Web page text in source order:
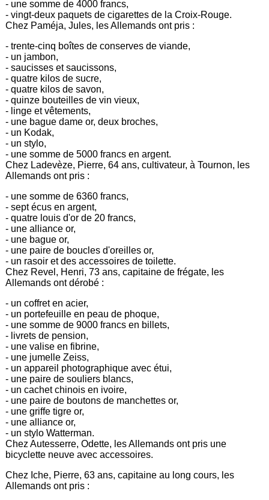
- une somme de 4000 francs,
- vingt-deux paquets de cigarettes de la Croix-Rouge.
Chez Paméja, Jules, les Allemands ont pris :
- trente-cinq boîtes de conserves de viande,
- un jambon,
- saucisses et saucissons,
- quatre kilos de sucre,
- quatre kilos de savon,
- quinze bouteilles de vin vieux,
- linge et vêtements,
- une bague dame or, deux broches,
- un Kodak,
- un stylo,
- une somme de 5000 francs en argent.
Chez Ladevèze, Pierre, 64 ans, cultivateur, à Tournon, les
Allemands ont pris :
- une somme de 6360 francs,
- sept écus en argent,
- quatre louis d'or de 20 francs,
- une alliance or,
- une bague or,
- une paire de boucles d'oreilles or,
- un rasoir et des accessoires de toilette.
Chez Revel, Henri, 73 ans, capitaine de frégate, les
Allemands ont dérobé :
- un coffret en acier,
- un portefeuille en peau de phoque,
- une somme de 9000 francs en billets,
- livrets de pension,
- une valise en fibrine,
- une jumelle Zeiss,
- un appareil photographique avec étui,
- une paire de souliers blancs,
- un cachet chinois en ivoire,
- une paire de boutons de manchettes or,
- une griffe tigre or,
- une alliance or,
- un stylo Watterman.
Chez Autesserre, Odette, les Allemands ont pris une
bicyclette neuve avec accessoires.
Chez Iche, Pierre, 63 ans, capitaine au long cours, les
Allemands ont pris :